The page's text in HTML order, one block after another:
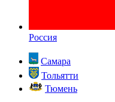
Россия
Самара
Тольятти
Тюмень